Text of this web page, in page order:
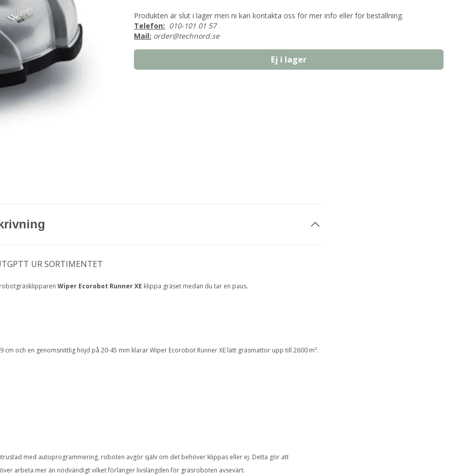
Produkten är slut i lager men ni kan kontakta oss för mer info eller för beställning.
Telefon: 010-101 01 57
Mail: order@technord.se
Ej i lager
UR SORTIMENTET
Wiper Ecorobot Runner XE klippa gräset medan du tar en paus.
cm och en genomsnittlig höjd på 20-45 mm klarar Wiper Ecorobot Runner XE lätt gräsmattor upp till 2600 m².
med autoprogrammering, roboten avgör själv om det behöver klippas eller ej. Detta gör att
arbeta mer än nödvändigt vilket förlänger livslängden för gräsroboten avsevärt.